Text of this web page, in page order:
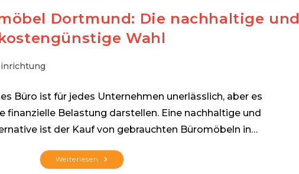
Dortmund: Die nachhaltige und
Wahl
Büro ist für jedes Unternehmen unerlässlich, aber es
finanzielle Belastung darstellen. Eine nachhaltige und
ist der Kauf von gebrauchten Büromöbeln in…
Weiterlesen Gebrauchte
Büromöbel